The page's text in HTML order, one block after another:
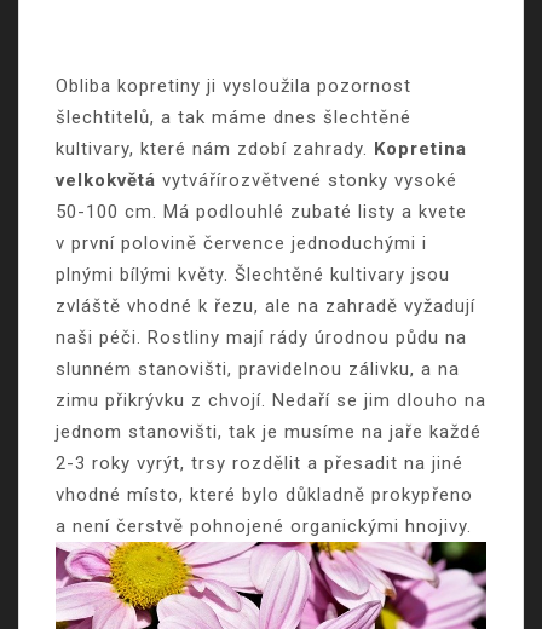
Obliba kopretiny ji vysloužila pozornost
šlechtitelů, a tak máme dnes šlechtěné
kultivary, které nám zdobí zahrady. Kopretina
velkokvětá vytvářírozvětvené stonky vysoké
50-100 cm. Má podlouhlé zubaté listy a kvete
v první polovině července jednoduchými i
plnými bílými květy. Šlechtěné kultivary jsou
zvláště vhodné k řezu, ale na zahradě vyžadují
naši péči. Rostliny mají rády úrodnou půdu na
slunném stanovišti, pravidelnou zálivku, a na
zimu přikrývku z chvojí. Nedaří se jim dlouho na
jednom stanovišti, tak je musíme na jaře každé
2-3 roky vyrýt, trsy rozdělit a přesadit na jiné
vhodné místo, které bylo důkladně prokypřeno
a není čerstvě pohnojené organickými hnojivy.